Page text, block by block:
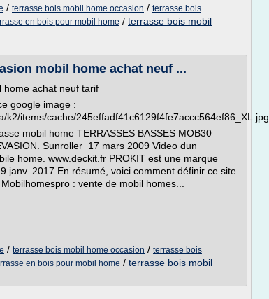
/ terrasse bois mobil home occasion / terrasse bois
en bois pour mobil home / terrasse bois mobil
mobil home achat neuf ...
home achat neuf tarif
google image :
k2/items/cache/245effadf41c6129f4fe7accc564ef86_XL.jpg
mobil home TERRASSES BASSES MOB30
Sunroller 17 mars 2009 Video dun
home. www.deckit.fr PROKIT est une marque
janv. 2017 En résumé, voici comment définir ce site
: vente de mobil homes...
/ terrasse bois mobil home occasion / terrasse bois
en bois pour mobil home / terrasse bois mobil